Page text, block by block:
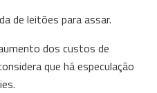
de leitões para assar.
dos custos de
que há especulação